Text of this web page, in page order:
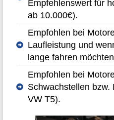
Empfehlenswert für
ab 10.000€).
Empfohlen bei
Laufleistung und
lange fahren
Empfohlen bei
Schwachstellen bzw.
VW T5).